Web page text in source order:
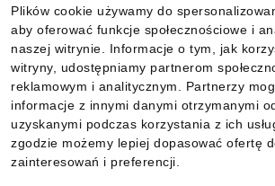
Plików cookie używamy do
aby oferować funkcje społecznościowe i
naszej witrynie. Informacje o tym, jak
witryny, udostępniamy partnerom
reklamowym i analitycznym. Partnerzy
informacje z innymi danymi otrzymanymi
uzyskanymi podczas korzystania z ich
zgodzie możemy lepiej dopasować ofertę
zainteresowań i preferencji.
Informacje
Pobierz naszą aplikację